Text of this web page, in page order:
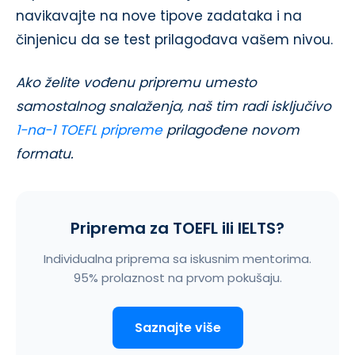
navikavajte na nove tipove zadataka i na
činjenicu da se test prilagođava vašem nivou.
Ako želite vođenu pripremu umesto
samostalnog snalaženja, naš tim radi isključivo
1-na-1 TOEFL pripremeprilagođene novom
formatu.
Priprema za TOEFL ili IELTS?
Individualna priprema sa iskusnim mentorima.
95% prolaznost na prvom pokušaju.
Saznajte više